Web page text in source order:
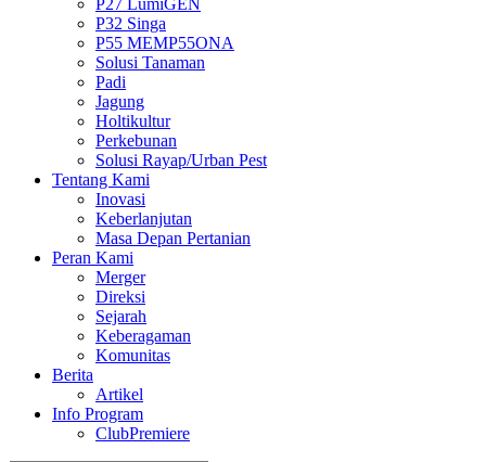
P32 Singa
P55 MEMP55ONA
Solusi Tanaman
Padi
Jagung
Holtikultur
Perkebunan
Solusi Rayap/Urban Pest
Tentang Kami
Inovasi
Keberlanjutan
Masa Depan Pertanian
Peran Kami
Merger
Direksi
Sejarah
Keberagaman
Komunitas
Berita
Artikel
Info Program
ClubPremiere